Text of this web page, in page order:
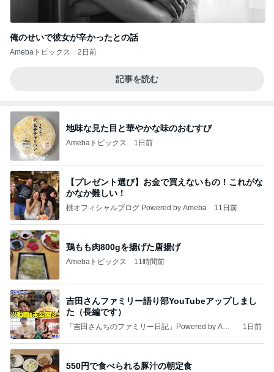
俺のせいで彼女が辛かったとの話
Amebaトピックス 2日前
記事を読む
地味な見た目と華やかな味のおむすび
Amebaトピックス 1日前
【プレゼント選び】お金で買えないもの！これがな
かなか難しい！
桃オフィシャルブログ Powered by Ameba 11日前
鶏もも肉800gを揚げた唐揚げ
Amebaトピックス 11時間前
吉田さんファミリー語り部YouTubeアップしまし
た（長編です）
「吉田さんちのファミリー日記」Powered by Ame
1日前
550円で食べられる豚汁の朝定食